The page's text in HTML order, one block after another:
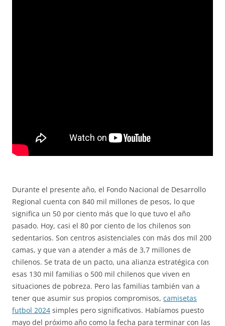
Durante el presente año, el Fondo Nacional de Desarrollo
Regional cuenta con 840 mil millones de pesos, lo que
significa un 50 por ciento más que lo que tuvo el año
pasado. Hoy, casi el 80 por ciento de los chilenos son
sedentarios. Son centros asistenciales con más dos mil 200
camas, y que van a atender a más de 3,7 millones de
chilenos. Se trata de un pacto, una alianza estratégica con
esas 130 mil familias o 500 mil chilenos que viven en
situaciones de pobreza. Pero las familias también van a
tener que asumir sus propios compromisos, camisetas
futbol 2024 simples pero significativos. Habíamos puesto
mayo del próximo año como la fecha para terminar con las